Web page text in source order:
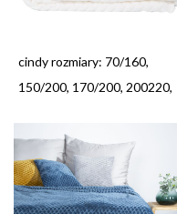
cindy rozmiary: 70/160,
150/200, 170/200, 200220,